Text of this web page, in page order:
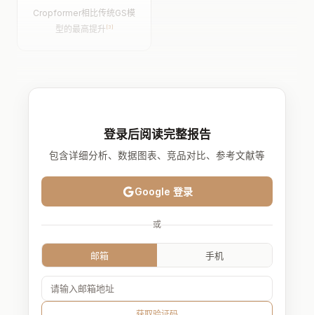
Cropformer相比传统GS模
型的最高提升 [3]
登录后阅读完整报告
包含详细分析、数据图表、竞品对比、参考文献等
Google 登录
或
邮箱 手机